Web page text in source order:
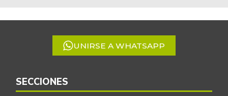
5
UNIRSE A WHATSAPP
SECCIONES